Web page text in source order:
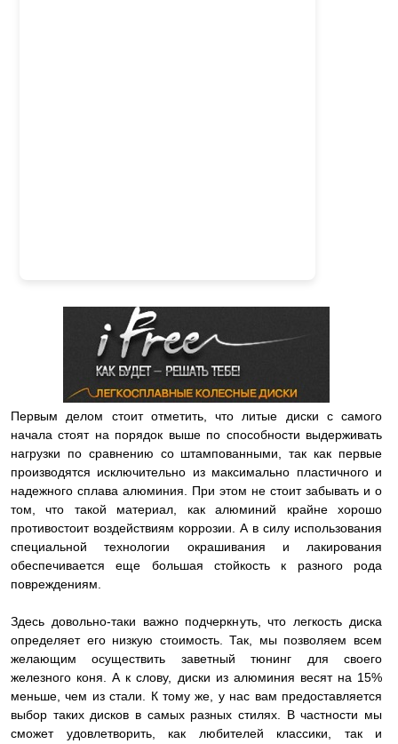
Первым делом стоит отметить, что литые диски с самого
начала стоят на порядок выше по способности выдерживать
нагрузки по сравнению со штампованными, так как первые
производятся исключительно из максимально пластичного и
надежного сплава алюминия. При этом не стоит забывать и о
том, что такой материал, как алюминий крайне хорошо
противостоит воздействиям коррозии. А в силу использования
специальной технологии окрашивания и лакирования
обеспечивается еще большая стойкость к разного рода
повреждениям.
Здесь довольно-таки важно подчеркнуть, что легкость диска
определяет его низкую стоимость. Так, мы позволяем всем
желающим осуществить заветный тюнинг для своего
железного коня. А к слову, диски из алюминия весят на 15%
меньше, чем из стали. К тому же, у нас вам предоставляется
выбор таких дисков в самых разных стилях. В частности мы
сможет удовлетворить, как любителей классики, так и